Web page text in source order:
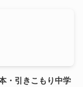
・引きこもり中学